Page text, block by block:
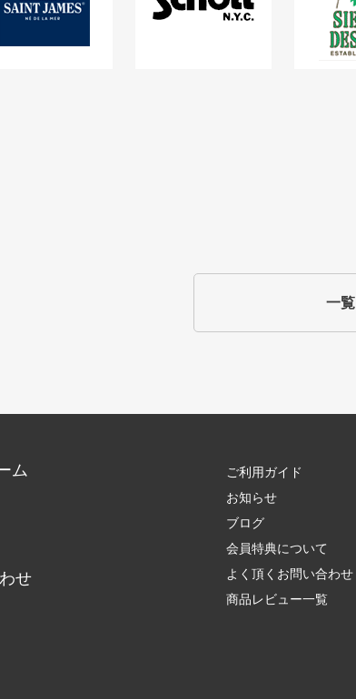
一
ム
せ
ご利用ガイド
お知らせ
ブログ
会員特典について
よく頂くお問い合わせ
商品レビュー一覧